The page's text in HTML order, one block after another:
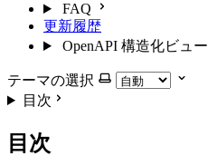
FAQ
更新履歴
OpenAPI 構造化ビュー
テーマの選択
目次
目次